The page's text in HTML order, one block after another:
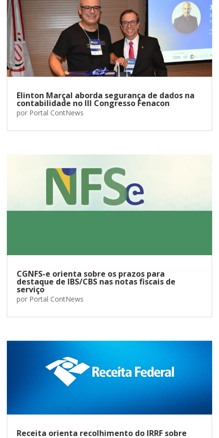
Elinton Marçal aborda segurança de dados na
contabilidade no III Congresso Fenacon
por Portal ContNews
CGNFS-e orienta sobre os prazos para
destaque de IBS/CBS nas notas fiscais de
serviço
por Portal ContNews
Receita orienta recolhimento do IRRF sobre